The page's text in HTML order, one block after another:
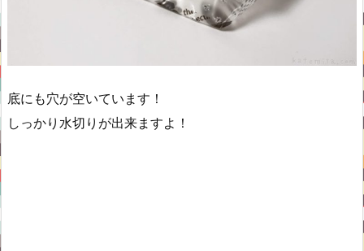
底にも穴が空いています！
しっかり水切りが出来ますよ！